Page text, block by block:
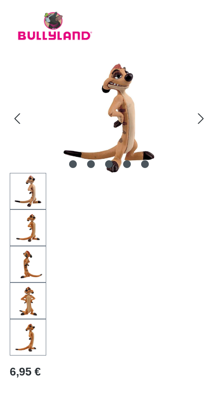
Regulärer Preis:
6,95 €